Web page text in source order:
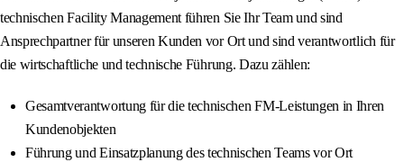
technischen Facility Management führen Sie Ihr Team und sind
Ansprechpartner für unseren Kunden vor Ort und sind verantwortlich für
die wirtschaftliche und technische Führung. Dazu zählen:
Gesamtverantwortung für die technischen FM-Leistungen in Ihren
Kundenobjekten
Führung und Einsatzplanung des technischen Teams vor Ort